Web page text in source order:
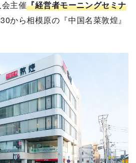
主催『経営者モーニングセミナ
から相模原の『中国名菜敦煌』